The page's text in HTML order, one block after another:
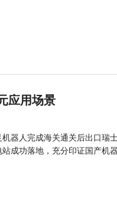
应用场景
器人完成海关通关后出口瑞
成功落地，充分印证国产机